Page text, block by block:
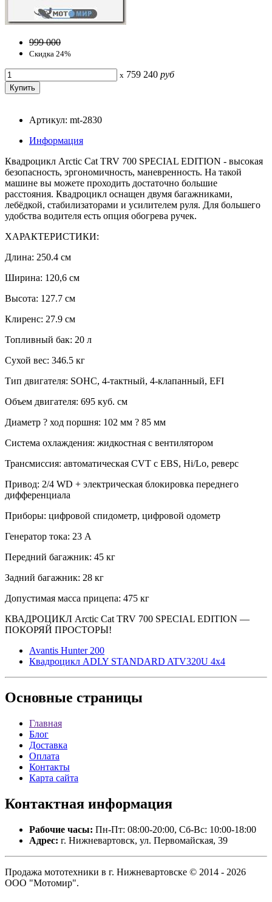
999 000
Скидка 24%
x 759 240 руб
Артикул: mt-2830
Информация
Квадроцикл Arctic Cat TRV 700 SPECIAL EDITION - высокая
безопасность, эргономичность, маневренность. На такой
машине вы можете проходить достаточно большие
расстояния. Квадроцикл оснащен двумя багажниками,
лебёдкой, стабилизаторами и усилителем руля. Для большего
удобства водителя есть опция обогрева ручек.
ХАРАКТЕРИСТИКИ:
Длина: 250.4 см
Ширина: 120,6 см
Высота: 127.7 см
Клиренс: 27.9 см
Топливный бак: 20 л
Сухой вес: 346.5 кг
Тип двигателя: SOHC, 4-тактный, 4-клапанный, EFI
Объем двигателя: 695 куб. см
Диаметр ? ход поршня: 102 мм ? 85 мм
Система охлаждения: жидкостная с вентилятором
Трансмиссия: автоматическая CVT с EBS, Hi/Lo, реверс
Привод: 2/4 WD + электрическая блокировка переднего
дифференциала
Приборы: цифровой спидометр, цифровой одометр
Генератор тока: 23 А
Передний багажник: 45 кг
Задний багажник: 28 кг
Допустимая масса прицепа: 475 кг
КВАДРОЦИКЛ Arctic Cat TRV 700 SPECIAL EDITION —
ПОКОРЯЙ ПРОСТОРЫ!
Avantis Hunter 200
Квадроцикл ADLY STANDARD ATV320U 4x4
Основные страницы
Главная
Блог
Доставка
Оплата
Контакты
Карта сайта
Контактная информация
Рабочие часы: Пн-Пт: 08:00-20:00, Сб-Вс: 10:00-18:00
Адрес: г. Нижневартовск, ул. Первомайская, 39
Продажа мототехники в г. Нижневартовске © 2014 - 2026
ООО "Мотомир".